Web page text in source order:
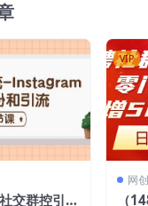
交群控引
VIP
网
（